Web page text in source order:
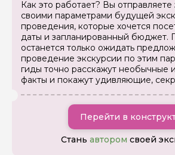
Как это работает? Вы отправляете
своими параметрами будущей
проведения, которые хочется
даты и запланированный бюджет.
останется только ожидать
проведение экскурсии по этим
гиды точно расскажут необычные
факты и покажут удивляющие,
Перейти в
Стань автором своей